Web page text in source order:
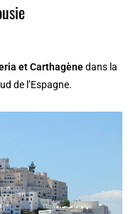
et Carthagènedans la
de l’Espagne.